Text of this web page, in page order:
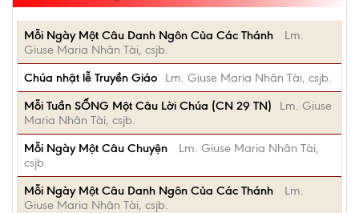
Mỗi Ngày Một Câu Danh Ngôn Của Các Thánh
Lm.
Giuse Maria Nhân Tài, csjb.
Chúa nhật lễ Truyền Giáo
Lm. Giuse Maria Nhân Tài, csjb.
Mỗi Tuần SỐNG Một Câu Lời Chúa (CN 29 TN)
Lm. Giuse
Maria Nhân Tài, csjb.
Mỗi Ngày Một Câu Chuyện
Lm. Giuse Maria Nhân Tài,
csjb.
Mỗi Ngày Một Câu Danh Ngôn Của Các Thánh
Lm.
Giuse Maria Nhân Tài, csjb.